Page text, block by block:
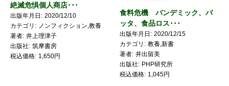
絶滅危惧個人商店･･･
出版年月日
2020/12/10
カテゴリ
ノンフィクション,教養
著者 井上理津子
出版社
筑摩書房
税込価格
1,650円
食料危機 パンデミック、バ
ッタ、食品ロス･･･
出版年月日
2020/12/15
カテゴリ
教養,新書
著者 井出留美
出版社
PHP研究所
税込価格
1,045円